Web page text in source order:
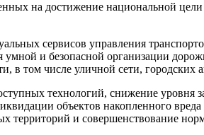
на достижение национальной
сервисов управления
и безопасной организации
в том числе уличной сети, городских
технологий, снижение уровня
объектов накопленного
территорий и совершенствование